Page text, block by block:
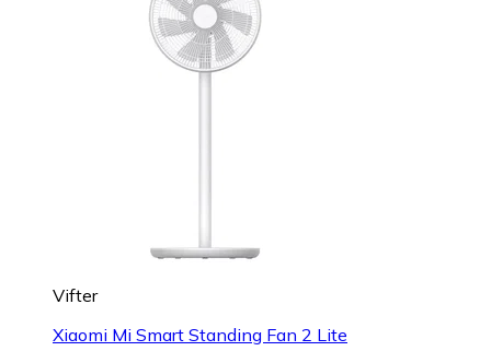
Vifter
Xiaomi Mi Smart Standing Fan 2 Lite